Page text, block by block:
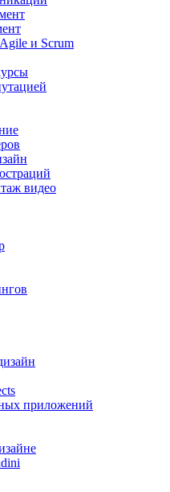
и Scrum
видео
приложений